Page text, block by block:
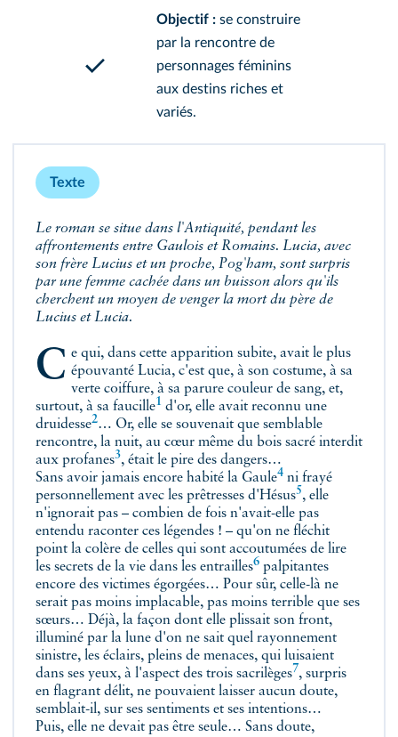
Objectif : se construire
par la rencontre de
personnages féminins
aux destins riches et
variés.
Texte
Le roman se situe dans l'Antiquité, pendant les
affrontements entre Gaulois et Romains. Lucia, avec
son frère Lucius et un proche, Pog'ham, sont surpris
par une femme cachée dans un buisson alors qu'ils
cherchent un moyen de venger la mort du père de
Lucius et Lucia.
Ce qui, dans cette apparition subite, avait le plus épouvanté Lucia, c'est que, à son costume, à sa
verte coiffure, à sa parure couleur de sang, et,
surtout, à sa faucille1 d'or, elle avait reconnu une
druidesse2… Or, elle se souvenait que semblable
rencontre, la nuit, au cœur même du bois sacré interdit
aux profanes3, était le pire des dangers…
Sans avoir jamais encore habité la Gaule4 ni frayé
personnellement avec les prêtresses d'Hésus5, elle
n'ignorait pas – combien de fois n'avait-elle pas
entendu raconter ces légendes ! – qu'on ne fléchit
point la colère de celles qui sont accoutumées de lire
les secrets de la vie dans les entrailles6 palpitantes
encore des victimes égorgées… Pour sûr, celle-là ne
serait pas moins implacable, pas moins terrible que ses
sœurs… Déjà, la façon dont elle plissait son front,
illuminé par la lune d'on ne sait quel rayonnement
sinistre, les éclairs, pleins de menaces, qui luisaient
dans ses yeux, à l'aspect des trois sacrilèges7, surpris
en flagrant délit, ne pouvaient laisser aucun doute,
semblait-il, sur ses sentiments et ses intentions…
Puis, elle ne devait pas être seule… Sans doute,